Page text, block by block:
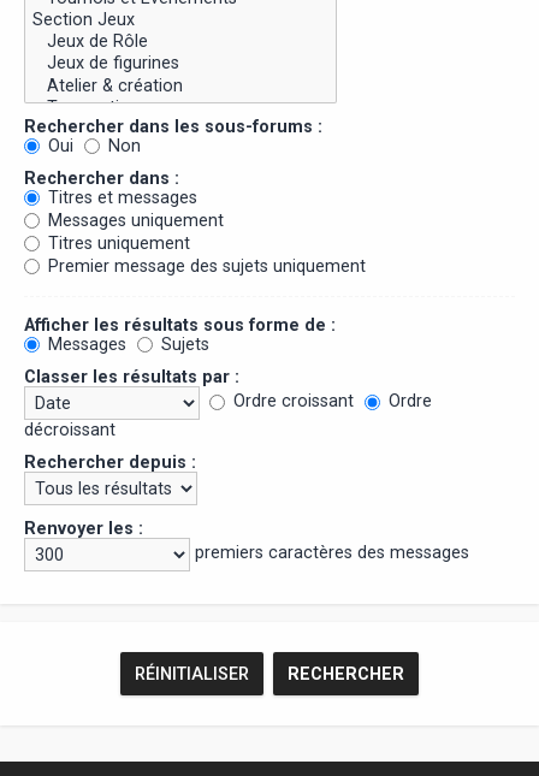
Rechercher dans les sous-forums :
Oui
Non
Rechercher dans :
Titres et messages
Messages uniquement
Titres uniquement
Premier message des sujets uniquement
Afficher les résultats sous forme de :
Messages
Sujets
Classer les résultats par :
Ordre croissant
Ordre
décroissant
Rechercher depuis :
Renvoyer les :
premiers caractères des messages